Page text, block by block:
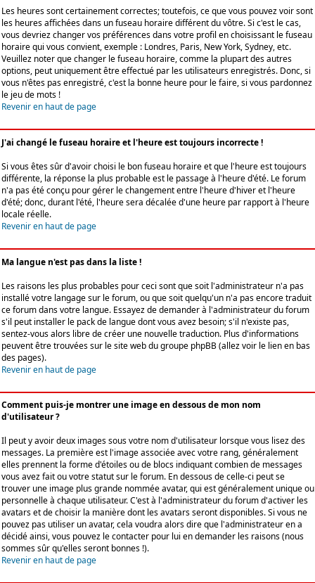
Les heures sont certainement correctes; toutefois, ce que vous pouvez voir sont
les heures affichées dans un fuseau horaire différent du vôtre. Si c'est le cas,
vous devriez changer vos préférences dans votre profil en choisissant le fuseau
horaire qui vous convient, exemple : Londres, Paris, New York, Sydney, etc.
Veuillez noter que changer le fuseau horaire, comme la plupart des autres
options, peut uniquement être effectué par les utilisateurs enregistrés. Donc, si
vous n'êtes pas enregistré, c'est la bonne heure pour le faire, si vous pardonnez
le jeu de mots !
Revenir en haut de page
J'ai changé le fuseau horaire et l'heure est toujours incorrecte !
Si vous êtes sûr d'avoir choisi le bon fuseau horaire et que l'heure est toujours
différente, la réponse la plus probable est le passage à l'heure d'été. Le forum
n'a pas été conçu pour gérer le changement entre l'heure d'hiver et l'heure
d'été; donc, durant l'été, l'heure sera décalée d'une heure par rapport à l'heure
locale réelle.
Revenir en haut de page
Ma langue n'est pas dans la liste !
Les raisons les plus probables pour ceci sont que soit l'administrateur n'a pas
installé votre langage sur le forum, ou que soit quelqu'un n'a pas encore traduit
ce forum dans votre langue. Essayez de demander à l'administrateur du forum
s'il peut installer le pack de langue dont vous avez besoin; s'il n'existe pas,
sentez-vous alors libre de créer une nouvelle traduction. Plus d'informations
peuvent être trouvées sur le site web du groupe phpBB (allez voir le lien en bas
des pages).
Revenir en haut de page
Comment puis-je montrer une image en dessous de mon nom
d'utilisateur ?
Il peut y avoir deux images sous votre nom d'utilisateur lorsque vous lisez des
messages. La première est l'image associée avec votre rang, généralement
elles prennent la forme d'étoiles ou de blocs indiquant combien de messages
vous avez fait ou votre statut sur le forum. En dessous de celle-ci peut se
trouver une image plus grande nommée avatar, qui est généralement unique ou
personnelle à chaque utilisateur. C'est à l'administrateur du forum d'activer les
avatars et de choisir la manière dont les avatars seront disponibles. Si vous ne
pouvez pas utiliser un avatar, cela voudra alors dire que l'administrateur en a
décidé ainsi, vous pouvez le contacter pour lui en demander les raisons (nous
sommes sûr qu'elles seront bonnes !).
Revenir en haut de page